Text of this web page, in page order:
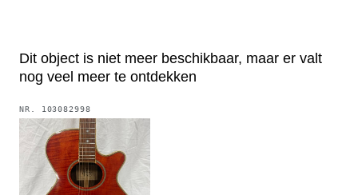
Dit object is niet meer beschikbaar, maar er valt
nog veel meer te ontdekken
NR. 103082998